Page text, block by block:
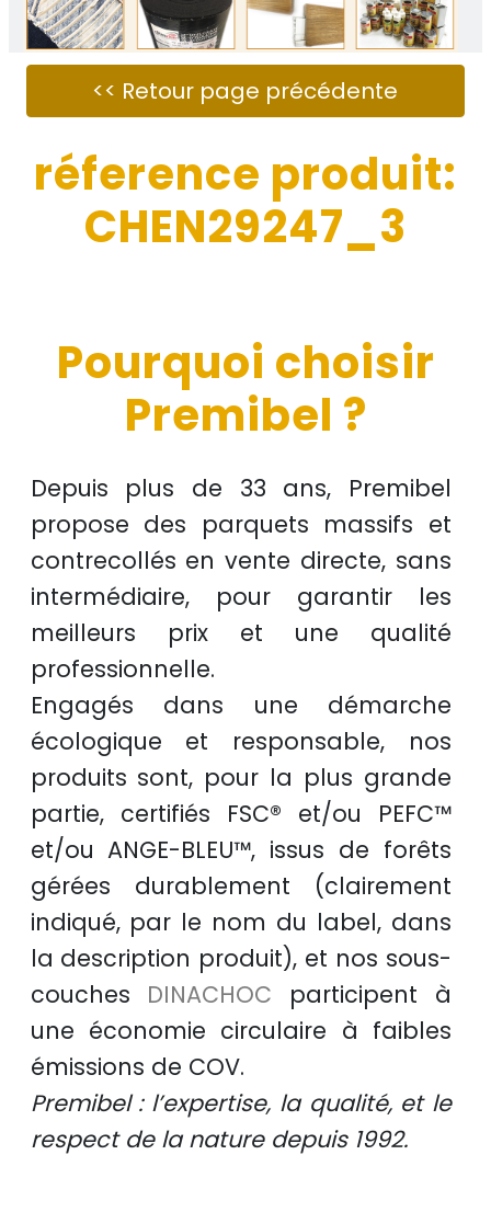
réference produit:
CHEN29247_3
Pourquoi choisir
Premibel ?
Depuis plus de 33 ans, Premibel
propose des parquets massifs et
contrecollés envente directe, sans
intermédiaire, pour garantir les
meilleurs prixet une qualité
professionnelle.
Engagés dans une démarche
écologique et responsable, nos
produits sont, pour la plus grande
partie, certifiés FSC® et/ou PEFC™
et/ouANGE-BLEU™, issus de forêts
gérées durablement (clairement
indiqué, par le nom du label, dans
la description produit), et nos sous-
couches DINACHOC participent à
une économie circulaire à faibles
émissions de COV.
Premibel : l’expertise, la qualité, et le
respect de la nature depuis 1992.